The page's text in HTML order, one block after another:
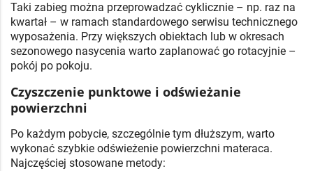
Taki zabieg można przeprowadzać cyklicznie – np. raz na
kwartał – w ramach standardowego serwisu technicznego
wyposażenia. Przy większych obiektach lub w okresach
sezonowego nasycenia warto zaplanować go rotacyjnie –
pokój po pokoju.
Czyszczenie punktowe i odświeżanie
powierzchni
Po każdym pobycie, szczególnie tym dłuższym, warto
wykonać szybkie odświeżenie powierzchni materaca.
Najczęściej stosowane metody: